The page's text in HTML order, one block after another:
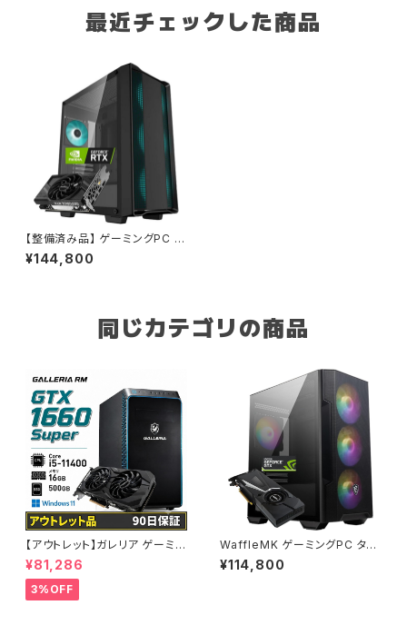
最近チェックした商品
【整備済み品】 ゲーミングPC デ
スクトップPC タワー型 G-Stor
mRシリーズ Core i7 8700 -
¥144,800
同じカテゴリの商品
【アウトレット】ガレリア ゲーミン
グパソコン GTX 1660 Super
Core i5-11400 メモリ16GB S
SD500GB 90日保証 他メーカ
ー整備済み品
¥81,286
3%OFF
WaffleMK ゲーミングPC タワ
ー型 G-Stormシリーズ AMD
GeForce 16GBメモリ Windo
¥114,800